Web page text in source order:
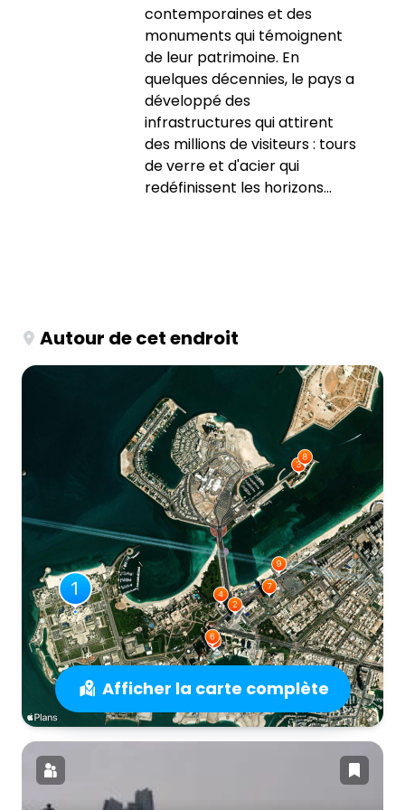
contemporaines et des
monuments qui témoignent
de leur patrimoine. En
quelques décennies, le pays a
développé des
infrastructures qui attirent
des millions de visiteurs : tours
de verre et d'acier qui
redéfinissent les horizons...
Autour de cet endroit
Afficher la carte complète